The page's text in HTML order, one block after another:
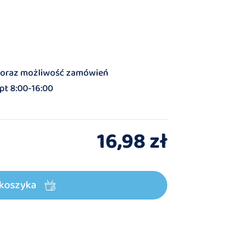
możliwość zamówień
8:00-16:00
16,98 zł